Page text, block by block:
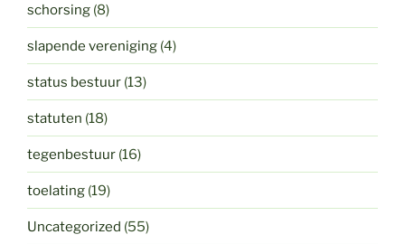
schorsing (8)
slapende vereniging (4)
status bestuur (13)
statuten (18)
tegenbestuur (16)
toelating (19)
Uncategorized (55)